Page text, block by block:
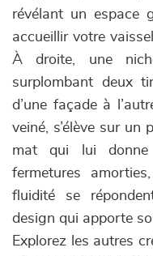
révélant un espace
accueillir votre
À droite, une
surplombant deux
d’une façade à
veiné, s’élève sur un
mat qui lui donne
fermetures
fluidité se
design qui apporte
Explorez les autres